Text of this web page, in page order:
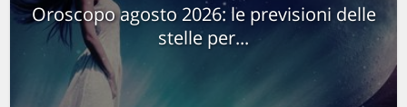
Oroscopo agosto 2026: le previsioni delle
stelle per...